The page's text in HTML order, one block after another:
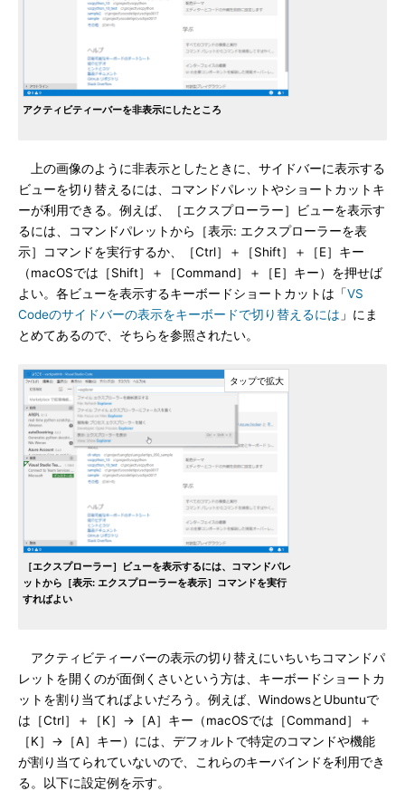
アクティビティーバーを非表示にしたところ
上の画像のように非表示としたときに、サイドバーに表示する
ビューを切り替えるには、コマンドパレットやショートカットキ
ーが利用できる。例えば、［エクスプローラー］ビューを表示す
るには、コマンドパレットから［表示: エクスプローラーを表
示］コマンドを実行するか、［Ctrl］＋［Shift］＋［E］キー
（macOSでは［Shift］＋［Command］＋［E］キー）を押せば
よい。各ビューを表示するキーボードショートカットは「VS
Codeのサイドバーの表示をキーボードで切り替えるには 」にま
とめてあるので、そちらを参照されたい。
［エクスプローラー］ビューを表示するには、コマンドパレ
ットから［表示: エクスプローラーを表示］コマンドを実行
すればよい
アクティビティーバーの表示の切り替えにいちいちコマンドパ
レットを開くのが面倒くさいという方は、キーボードショートカ
ットを割り当てればよいだろう。例えば、WindowsとUbuntuで
は［Ctrl］＋［K］→［A］キー（macOSでは［Command］＋
［K］→［A］キー）には、デフォルトで特定のコマンドや機能
が割り当てられていないので、これらのキーバインドを利用でき
る。以下に設定例を示す。